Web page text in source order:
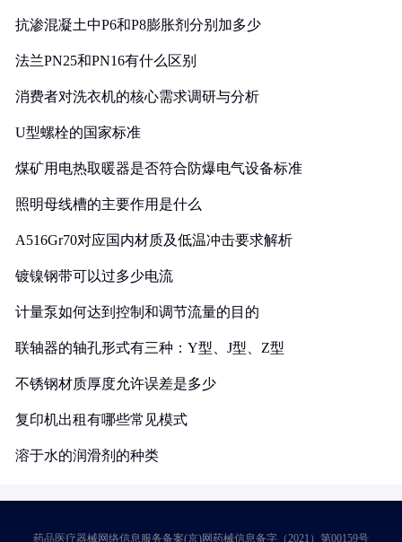
抗渗混凝土中P6和P8膨胀剂分别加多少
法兰PN25和PN16有什么区别
消费者对洗衣机的核心需求调研与分析
U型螺栓的国家标准
煤矿用电热取暖器是否符合防爆电气设备标准
照明母线槽的主要作用是什么
A516Gr70对应国内材质及低温冲击要求解析
镀镍钢带可以过多少电流
计量泵如何达到控制和调节流量的目的
联轴器的轴孔形式有三种：Y型、J型、Z型
不锈钢材质厚度允许误差是多少
复印机出租有哪些常见模式
溶于水的润滑剂的种类
药品医疗器械网络信息服务备案(京)网药械信息备字（2021）第00159号